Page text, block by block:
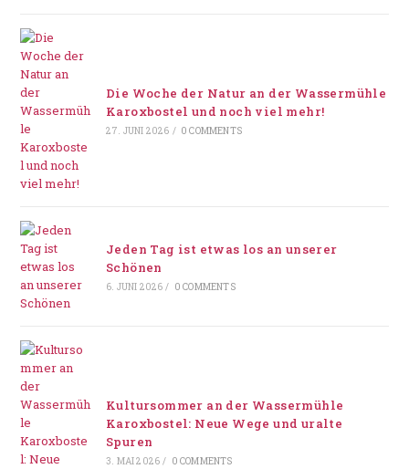
Die Woche der Natur an der Wassermühle
Karoxbostel und noch viel mehr!
27. JUNI 2026 / 0 COMMENTS
Jeden Tag ist etwas los an unserer
Schönen
6. JUNI 2026 / 0 COMMENTS
Kultursommer an der Wassermühle
Karoxbostel: Neue Wege und uralte
Spuren
3. MAI 2026 / 0 COMMENTS